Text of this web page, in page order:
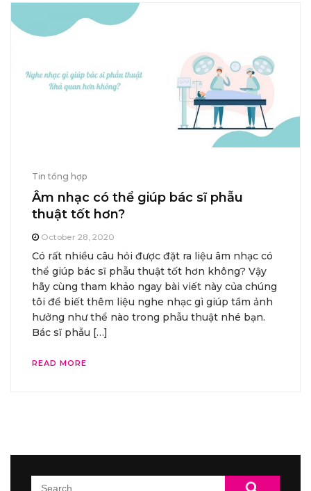
Tin tổng hợp
Âm nhạc có thể giúp bác sĩ phẫu
thuật tốt hơn?
October 28, 2020
Có rất nhiều câu hỏi được đặt ra liệu âm nhạc có
thể giúp bác sĩ phẫu thuật tốt hơn không? Vậy
hãy cùng tham khảo ngay bài viết này của chúng
tôi để biết thêm liệu nghe nhạc gì giúp tầm ảnh
hưởng như thể nào trong phẫu thuật nhé bạn.
Bác sĩ phẫu […]
READ MORE
Search